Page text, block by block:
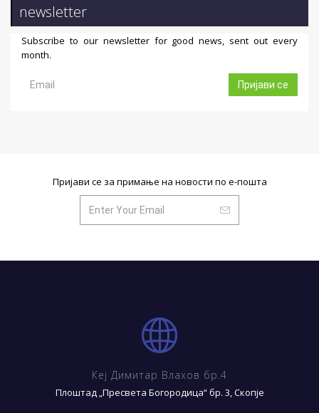
newsletter
Subscribe to our newsletter for good news, sent out every
month.
Пријави се
Пријави се за примање на новости по е-пошта
Кеј Димитар Влахов бр.4
Плоштад „Пресвета Богородица“ бр. 3, Скопје